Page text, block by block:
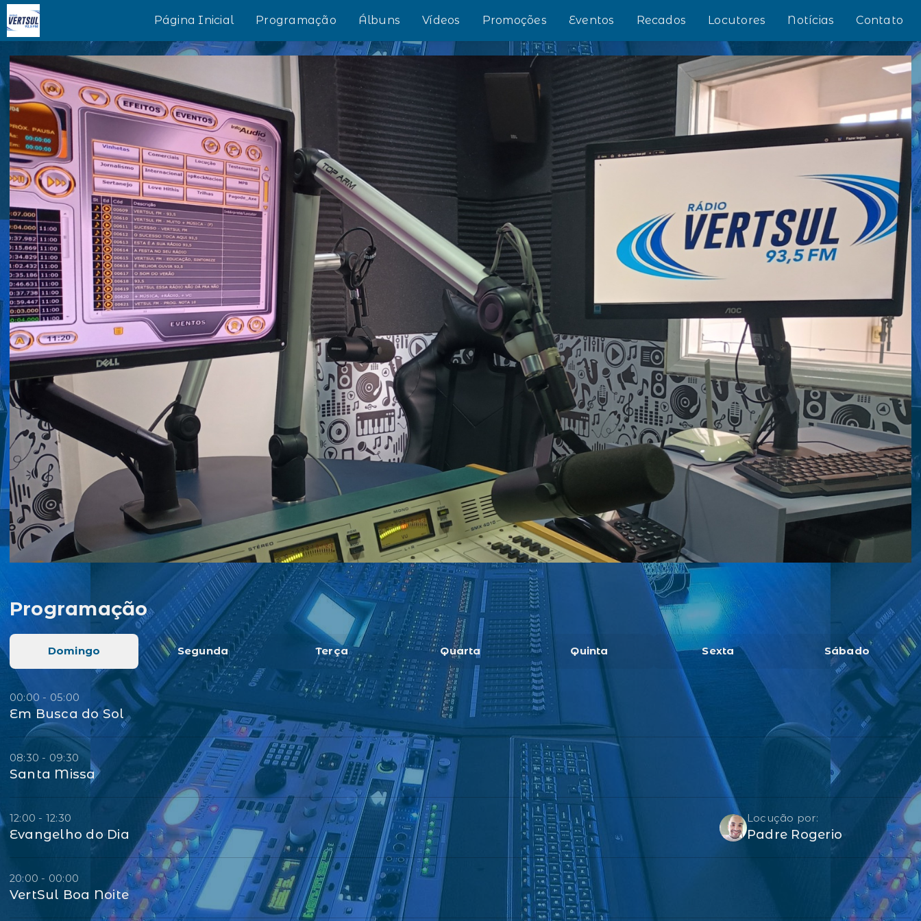
Página Inicial Programação Álbuns Vídeos Promoções Eventos Recados Locutores Notícias Contato
Programação
Domingo Segunda Terça Quarta Quinta Sexta Sábado
00:00 - 05:00
Em Busca do Sol
08:30 - 09:30
Santa Missa
12:00 - 12:30
Evangelho do Dia
Locução por:
Padre Rogerio
20:00 - 00:00
VertSul Boa Noite